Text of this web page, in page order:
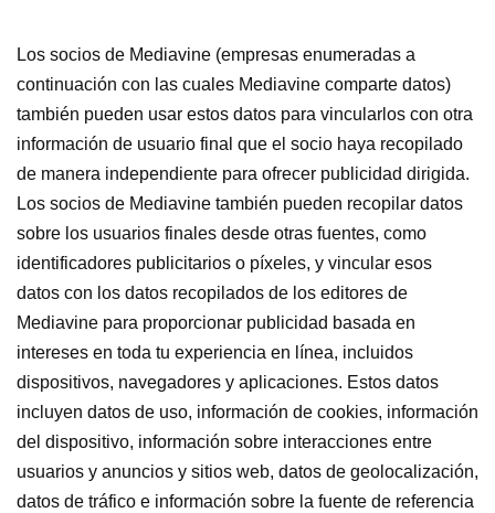
Los socios de Mediavine (empresas enumeradas a
continuación con las cuales Mediavine comparte datos)
también pueden usar estos datos para vincularlos con otra
información de usuario final que el socio haya recopilado
de manera independiente para ofrecer publicidad dirigida.
Los socios de Mediavine también pueden recopilar datos
sobre los usuarios finales desde otras fuentes, como
identificadores publicitarios o píxeles, y vincular esos
datos con los datos recopilados de los editores de
Mediavine para proporcionar publicidad basada en
intereses en toda tu experiencia en línea, incluidos
dispositivos, navegadores y aplicaciones. Estos datos
incluyen datos de uso, información de cookies, información
del dispositivo, información sobre interacciones entre
usuarios y anuncios y sitios web, datos de geolocalización,
datos de tráfico e información sobre la fuente de referencia